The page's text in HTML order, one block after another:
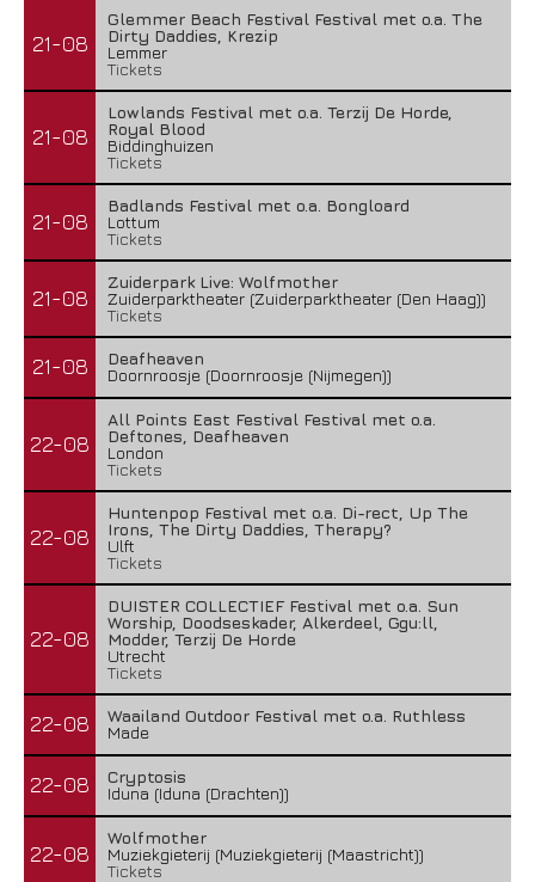
21-08
Glemmer Beach Festival Festival met o.a. The
Dirty Daddies, Krezip
Lemmer
Tickets
21-08
Lowlands Festival met o.a. Terzij De Horde,
Royal Blood
Biddinghuizen
Tickets
21-08
Badlands Festival met o.a. Bongloard
Lottum
Tickets
21-08
Zuiderpark Live: Wolfmother
Zuiderparktheater (Zuiderparktheater (Den Haag))
Tickets
21-08
Deafheaven
Doornroosje (Doornroosje (Nijmegen))
22-08
All Points East Festival Festival met o.a.
Deftones, Deafheaven
London
Tickets
22-08
Huntenpop Festival met o.a. Di-rect, Up The
Irons, The Dirty Daddies, Therapy?
Ulft
Tickets
22-08
DUISTER COLLECTIEF Festival met o.a. Sun
Worship, Doodseskader, Alkerdeel, Ggu:ll,
Modder, Terzij De Horde
Utrecht
Tickets
22-08
Waailand Outdoor Festival met o.a. Ruthless
Made
22-08
Cryptosis
Iduna (Iduna (Drachten))
22-08
Wolfmother
Muziekgieterij (Muziekgieterij (Maastricht))
Tickets